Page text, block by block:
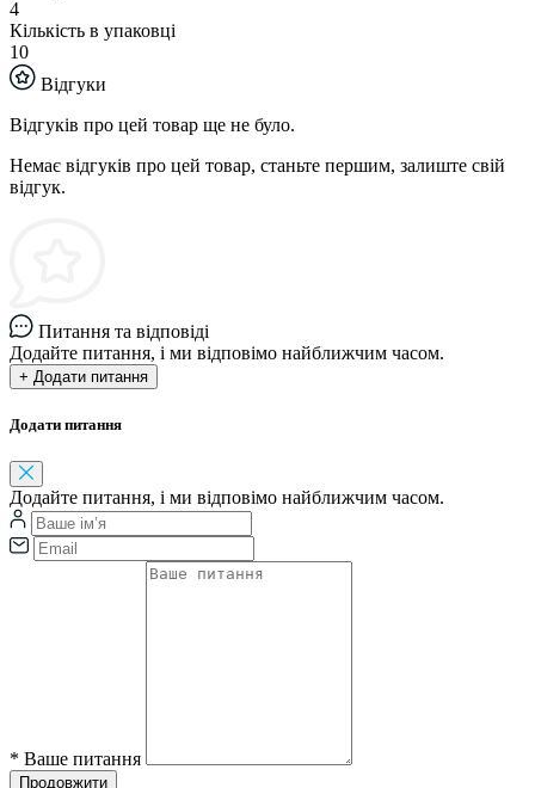
4
Кількість в упаковці
10
Відгуки
Відгуків про цей товар ще не було.
Немає відгуків про цей товар, станьте першим, залиште свій
відгук.
Питання та відповіді
Додайте питання, і ми відповімо найближчим часом.
+ Додати питання
Додати питання
Додайте питання, і ми відповімо найближчим часом.
* Ваше питання
Продовжити